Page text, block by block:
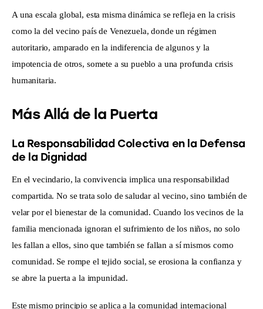
A una escala global, esta misma dinámica se refleja en la crisis
como la del vecino país de Venezuela, donde un régimen
autoritario, amparado en la indiferencia de algunos y la
impotencia de otros, somete a su pueblo a una profunda crisis
humanitaria.
Más Allá de la Puerta
La Responsabilidad Colectiva en la Defensa
de la Dignidad
En el vecindario, la convivencia implica una responsabilidad
compartida. No se trata solo de saludar al vecino, sino también de
velar por el bienestar de la comunidad. Cuando los vecinos de la
familia mencionada ignoran el sufrimiento de los niños, no solo
les fallan a ellos, sino que también se fallan a sí mismos como
comunidad. Se rompe el tejido social, se erosiona la confianza y
se abre la puerta a la impunidad.
Este mismo principio se aplica a la comunidad internacional